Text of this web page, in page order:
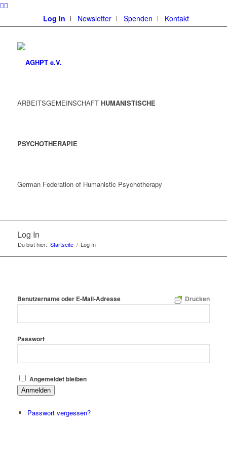
Log In Newsletter Spenden Kontakt
ARBEITSGEMEINSCHAFT HUMANISTISCHE
PSYCHOTHERAPIE
German Federation of Humanistic Psychotherapy
Log In
Du bist hier: Startseite / Log In
Drucken
Benutzername oder E-Mail-Adresse
Passwort
Angemeldet bleiben
Anmelden
Passwort vergessen?